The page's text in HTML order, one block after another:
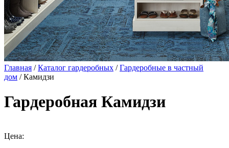
Главная /Каталог гардеробных /Гардеробные в частный
дом / Камидзи
Гардеробная Камидзи
Цена: